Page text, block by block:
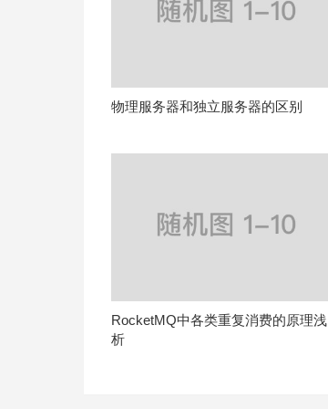
物理服务器和独立服务器的区别
RocketMQ中各类重复消费的原理浅
析